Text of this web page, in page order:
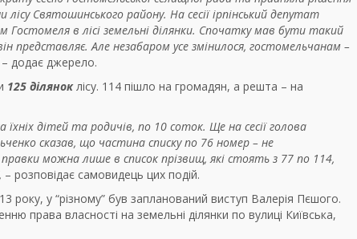
Святошинського району. На сесії ірпінський депутат
в лісі земельні ділянки. Спочатку мав бути такий
представляє. Але незабаром усе змінилося, гостомельчанам –
додає джерело.
125 діляноклісу. 114 пішло на громадян, а решта – на
дітей та родичів, по 10 соток. Ще на сесії голова
сказав, що частина списку по 76 номер – не
можна лише в список прізвищ, які стоять з 77 по 114,
– розповідає самовидець цих подій.
року, у “різному” був запланований виступ Валерія Пєшого.
права власності на земельні ділянки по вулиці Київська,